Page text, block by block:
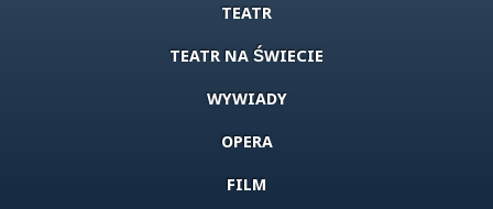
TEATR
TEATR NA ŚWIECIE
WYWIADY
OPERA
FILM